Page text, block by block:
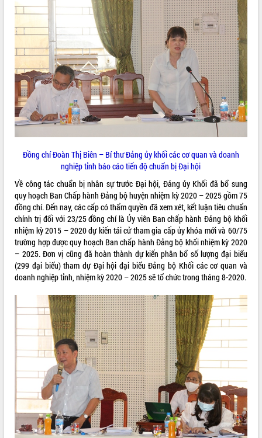
Thường trực HĐND tỉnh Đắk Lắk gặp
mặt Đoàn chuyên gia y tế TP. Hồ Chí
Minh
Lễ truy điệu và an táng hài cốt liệt sĩ
tại Nghĩa trang Liệt sĩ xã Sơn Hòa
Bàn giải pháp tháo gỡ khó khăn trong
xuất khẩu sầu riêng và triển khai quy
định EUDR
Thứ trưởng Bộ Nông nghiệp và Môi
trường Nguyễn Hoàng Hiệp khảo sát
Trình diễn nghệ thuật chế biến các
món ăn từ sầu riêng
Đắk Lắk công bố Quy hoạch và xúc
tiến đầu tư tỉnh
Ngành cá ngừ Đắk Lắk chủ động thích
ứng để giữ vững thị trường xuất khẩu
Diễn đàn Kinh tế tư nhân Việt Nam đột
phá cơ chế - Hợp tác công tư
Đề án 06 tạo bước ngoặt đột phá trong
cải cách hành chính tỉnh Đắk Lắk
để phát triển du lịch Đắk Lắk
Khởi động Dự án Đầu tư xây dựng hạ
tầng kỹ thuật Cụm công nghiệp Tân
Gặp mặt các cơ quan báo chí nhân Kỷ
niệm 101 năm Ngày Báo chí Cách
mạng Việt Nam
Đắk Lắk sơ kết 4 năm triển khai thực
hiện Đề án 06 của Chính phủ
Họp báo thông tin về Hội nghị Công bố
Quy hoạch và Xúc tiến đầu tư tỉnh Đắk
THỐNG KÊ TRUY CẬP
Hôm nay: 2348
Tất cả: 66088016
Đồng chí Đoàn Thị Biên – Bí thư Đảng ủy khối các cơ quan và doanh
nghiệp tỉnh báo cáo tiến độ chuẩn bị Đại hội
Về công tác chuẩn bị nhân sự trước Đại hội, Đảng ủy Khối đã bổ sung
quy hoạch Ban Chấp hành Đảng bộ huyện nhiệm kỳ 2020 – 2025 gồm 75
đồng chí. Đến nay, các cấp có thẩm quyền đã xem xét, kết luận tiêu chuẩn
chính trị đối với 23/25 đồng chí là Ủy viên Ban chấp hành Đảng bộ khối
nhiệm kỳ 2015 – 2020 dự kiến tái cử tham gia cấp ủy khóa mới và 60/75
trường hợp được quy hoạch Ban chấp hành Đảng bộ khối nhiệm kỳ 2020
– 2025. Đơn vị cũng đã hoàn thành dự kiến phân bổ số lượng đại biểu
(299 đại biểu) tham dự Đại hội đại biểu Đảng bộ Khối các cơ quan và
doanh nghiệp tỉnh, nhiệm kỳ 2020 – 2025 sẽ tổ chức trong tháng 8-2020.